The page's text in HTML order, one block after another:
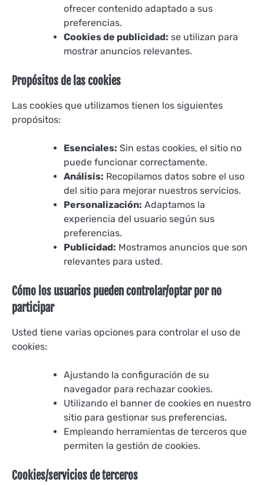
ofrecer contenido adaptado a sus
preferencias.
Cookies de publicidad: se utilizan para
mostrar anuncios relevantes.
Propósitos de las cookies
Las cookies que utilizamos tienen los siguientes
propósitos:
Esenciales: Sin estas cookies, el sitio no
puede funcionar correctamente.
Análisis: Recopilamos datos sobre el uso
del sitio para mejorar nuestros servicios.
Personalización: Adaptamos la
experiencia del usuario según sus
preferencias.
Publicidad: Mostramos anuncios que son
relevantes para usted.
Cómo los usuarios pueden controlar/optar por no
participar
Usted tiene varias opciones para controlar el uso de
cookies:
Ajustando la configuración de su
navegador para rechazar cookies.
Utilizando el banner de cookies en nuestro
sitio para gestionar sus preferencias.
Empleando herramientas de terceros que
permiten la gestión de cookies.
Cookies/servicios de terceros